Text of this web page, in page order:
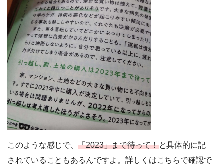
このような感じで、 「2023」まで待って！と具体的に記
されていることもあるんですよ。詳しくはこちらで確認で